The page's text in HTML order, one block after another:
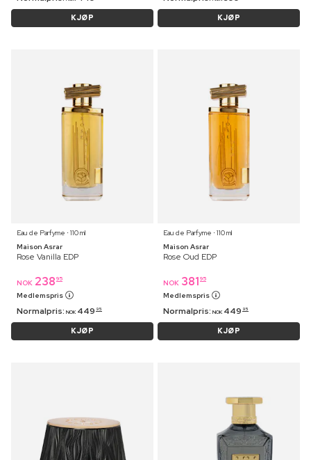
KJØP KJØP
Eau de Parfyme ⋅ 110 ml
Maison Asrar
Rose Vanilla EDP
NOK 238 95
Medlemspris
Normalpris: NOK 449 95
KJØP
Eau de Parfyme ⋅ 110 ml
Maison Asrar
Rose Oud EDP
NOK 381 95
Medlemspris
Normalpris: NOK 449 95
KJØP